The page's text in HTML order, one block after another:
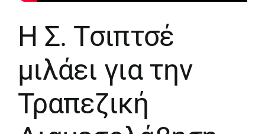
Η Σ. Τσιπτσέ
μιλάει για την
Τραπεζική